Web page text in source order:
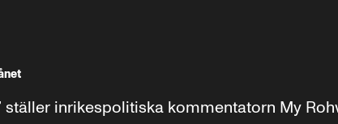
ställer inrikespolitiska kommentatorn My